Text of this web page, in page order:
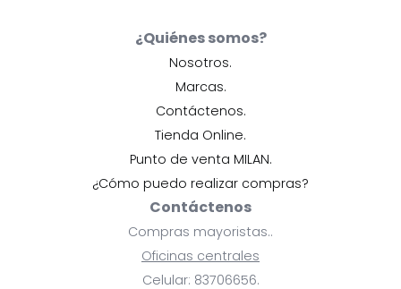
¿Quiénes somos?
Nosotros.
Marcas.
Contáctenos.
Tienda Online.
Punto de venta MILAN.
¿Cómo puedo realizar compras?
Contáctenos
Compras mayoristas..
Oficinas centrales
Celular: 83706656.